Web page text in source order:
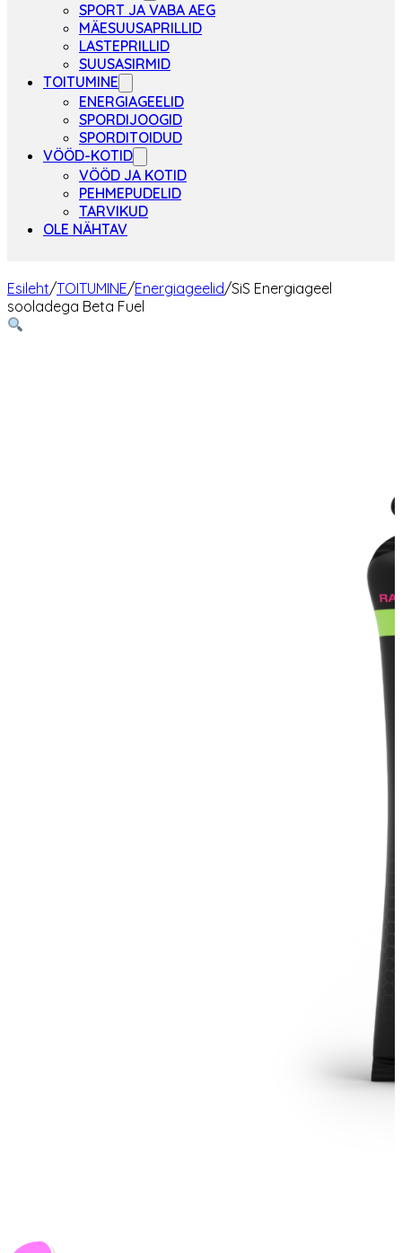
SPORT JA VABA AEG
MÄESUUSAPRILLID
LASTEPRILLID
SUUSASIRMID
TOITUMINE
ENERGIAGEELID
SPORDIJOOGID
SPORDITOIDUD
VÖÖD-KOTID
VÖÖD JA KOTID
PEHMEPUDELID
TARVIKUD
OLE NÄHTAV
Esileht/TOITUMINE/Energiageelid/SiS Energiageel
sooladega Beta Fuel